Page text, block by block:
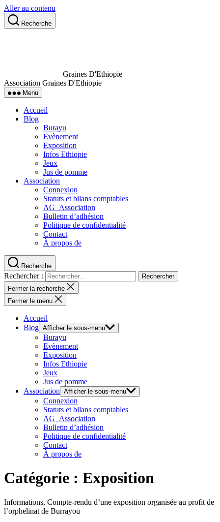
Aller au contenu
Recherche
Graines D'Ethiopie
Association Graines D'Ethiopie
Menu
Accueil
Blog
Burayu
Evènement
Exposition
Infos Ethiopie
Jeux
Jus de pomme
Association
Connexion
Statuts et bilans comptables
AG_Association
Bulletin d’adhésion
Politique de confidentialité
Contact
À propos de
Recherche
Rechercher :
Fermer la recherche
Fermer le menu
Accueil
Blog Afficher le sous-menu
Burayu
Evènement
Exposition
Infos Ethiopie
Jeux
Jus de pomme
Association Afficher le sous-menu
Connexion
Statuts et bilans comptables
AG_Association
Bulletin d’adhésion
Politique de confidentialité
Contact
À propos de
Catégorie : Exposition
Informations, Compte-rendu d’une exposition organisée au profit de
l’orphelinat de Burrayou